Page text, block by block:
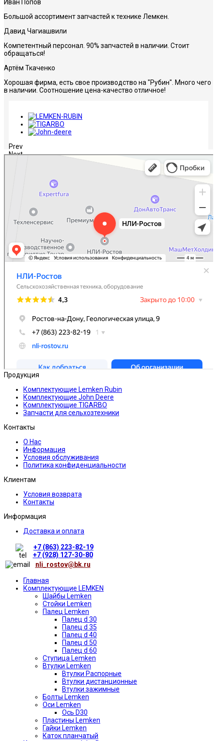
Иван Попов
Большой ассортимент запчастей к технике Лемкен.
Давид Чагиашвили
Компетентный персонал. 90% запчастей в наличии. Стоит
обращаться!
Артём Ткаченко
Хорошая фирма, есть свое производство на "Рубин". Много чего
в наличии. Соотношение цена-качество отличное!
Prev
Next
НЛИ-Ростов
Сельскохозяйственная техника, оборудование в Ростове‑на‑Дону
Продукция
Комплектующие Lemken Rubin
Комплектующие John Deere
Комплектующие TIGARBO
Запчасти для сельхозтехники
Контакты
О Нас
Информация
Условия обслуживания
Политика конфиденциальности
Клиентам
Условия возврата
Контакты
Информация
Доставка и оплата
+7 (863) 223-82-19
+7 (928) 127-30-80
nli_rostov@bk.ru
Главная
Комплектующие LEMKEN
Шайбы Lemken
Стойки Lemken
Палец Lemken
Палец d 30
Палец d 35
Палец d 40
Палец d 50
Палец d 60
Ступица Lemken
Втулки Lemken
Втулки Распорные
Втулки дистанционные
Втулки зажимные
Болты Lemken
Оси Lemken
Ось D30
Пластины Lemken
Гайки Lemken
Каток планчатый